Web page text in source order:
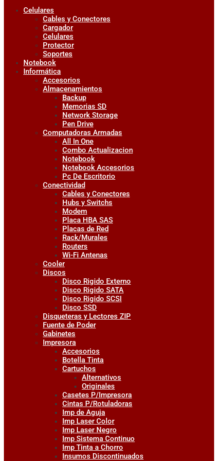
Celulares
Cables y Conectores
Cargador
Celulares
Protector
Soportes
Notebook
Informática
Accesorios
Almacenamientos
Backup
Memorias SD
Network Storage
Pen Drive
Computadoras Armadas
All In One
Combo Actualizacion
Notebook
Notebook Accesorios
Pc De Escritorio
Conectividad
Cables y Conectores
Hubs y Switchs
Modem
Placa HBA SAS
Placas de Red
Rack/Murales
Routers
Wi-Fi Antenas
Cooler
Discos
Disco Rigido Externo
Disco Rigido SATA
Disco Rigido SCSI
Disco SSD
Disqueteras y Lectores ZIP
Fuente de Poder
Gabinetes
Impresora
Accesorios
Botella Tinta
Cartuchos
Alternativos
Originales
Casetes P/Impresora
Cintas P/Rotuladoras
Imp de Aguja
Imp Laser Color
Imp Laser Negro
Imp Sistema Continuo
Imp Tinta a Chorro
Insumos Discontinuados